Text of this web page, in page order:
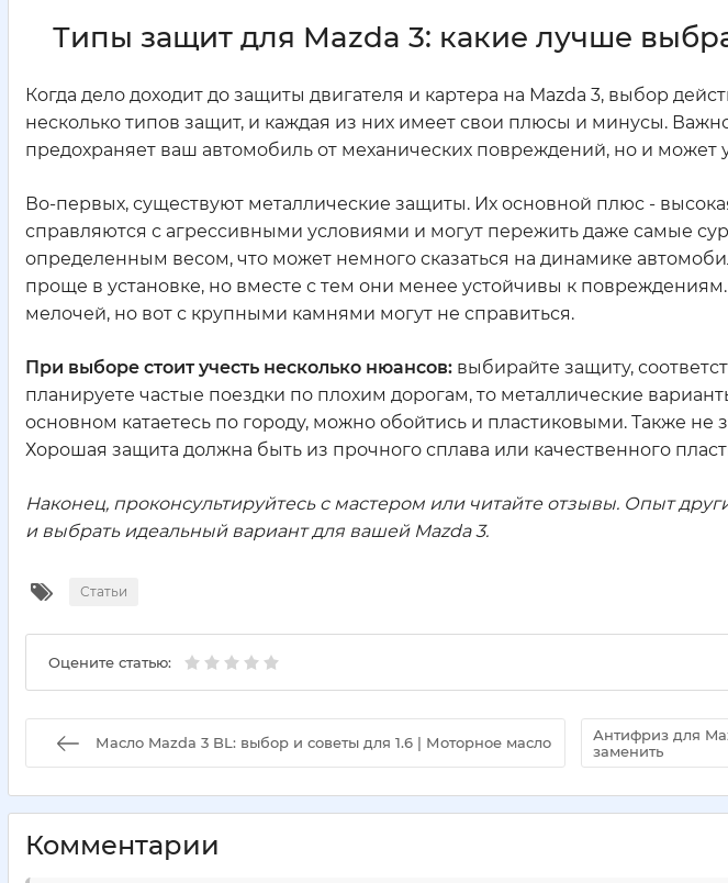
Типы защит для Mazda 3: какие лучше
Когда дело доходит до защиты двигателя и картера на Mazda 3, выбор
несколько типов защит, и каждая из них имеет свои плюсы и минусы.
предохраняет ваш автомобиль от механических повреждений, но и
Во-первых, существуют металлические защиты. Их основной плюс -
справляются с агрессивными условиями и могут пережить даже самые
определенным весом, что может немного сказаться на динамике
проще в установке, но вместе с тем они менее устойчивы к
мелочей, но вот с крупными камнями могут не справиться.
При выборе стоит учесть несколько нюансов: выбирайте защиту,
планируете частые поездки по плохим дорогам, то металлические
основном катаетесь по городу, можно обойтись и пластиковыми. Также не
Хорошая защита должна быть из прочного сплава или качественного
Наконец, проконсультируйтесь с мастером или читайте отзывы. Опыт
и выбрать идеальный вариант для вашей Mazda 3.
Статьи
Оцените статью:
Масло Mazda 3 BL: выбор и советы для 1.6 | Моторное масло
Антифриз для
заменить
Комментарии